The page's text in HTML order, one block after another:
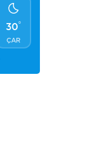
30°
ÇAR